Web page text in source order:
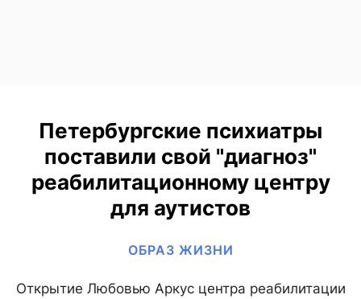
Петербургские психиатры
поставили свой "диагноз"
реабилитационному центру
для аутистов
ОБРАЗ ЖИЗНИ
Открытие Любовью Аркус центра реабилитации